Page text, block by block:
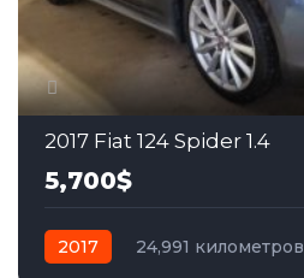
2017 Fiat 124 Spider 1.4
5,700$
2017 24,991 километров